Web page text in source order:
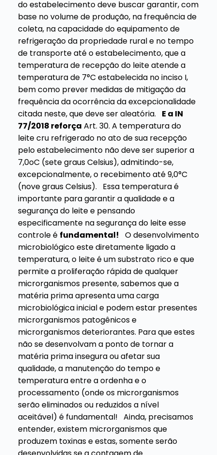
do estabelecimento deve buscar garantir, com
base no volume de produção, na frequência de
coleta, na capacidade do equipamento de
refrigeração da propriedade rural e no tempo
de transporte até o estabelecimento, que a
temperatura de recepção do leite atende a
temperatura de 7°C estabelecida no inciso I,
bem como prever medidas de mitigação da
frequência da ocorrência da excepcionalidade
citada neste, que deve ser aleatória.
E a IN
77/2018 reforça Art. 30. A temperatura do
leite cru refrigerado no ato de sua recepção
pelo estabelecimento não deve ser superior a
7,0oC (sete graus Celsius), admitindo-se,
excepcionalmente, o recebimento até 9,0°C
(nove graus Celsius).
Essa temperatura é
importante para garantir a qualidade e a
segurança do leite e pensando
especificamente na segurança do leite esse
controle é fundamental!
O desenvolvimento
microbiológico este diretamente ligado a
temperatura, o leite é um substrato rico e que
permite a proliferação rápida de qualquer
microrganismos presente, sabemos que a
matéria prima apresenta uma carga
microbiológica inicial e podem estar presentes
microrganismos patogênicos e
microrganismos deteriorantes. Para que estes
não se desenvolvam a ponto de tornar a
matéria prima insegura ou afetar sua
qualidade, a manutenção do tempo e
temperatura entre a ordenha e o
processamento (onde os microrganismos
serão eliminados ou reduzidos a nível
aceitável) é fundamental! Ainda, precisamos
entender, existem microrganismos que
produzem toxinas e estas, somente serão